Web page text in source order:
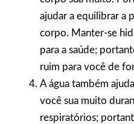
ajudar a equilibrar a
corpo. Manter-se
para a saúde;
ruim para você de
A água também
você sua muito
respiratórios;